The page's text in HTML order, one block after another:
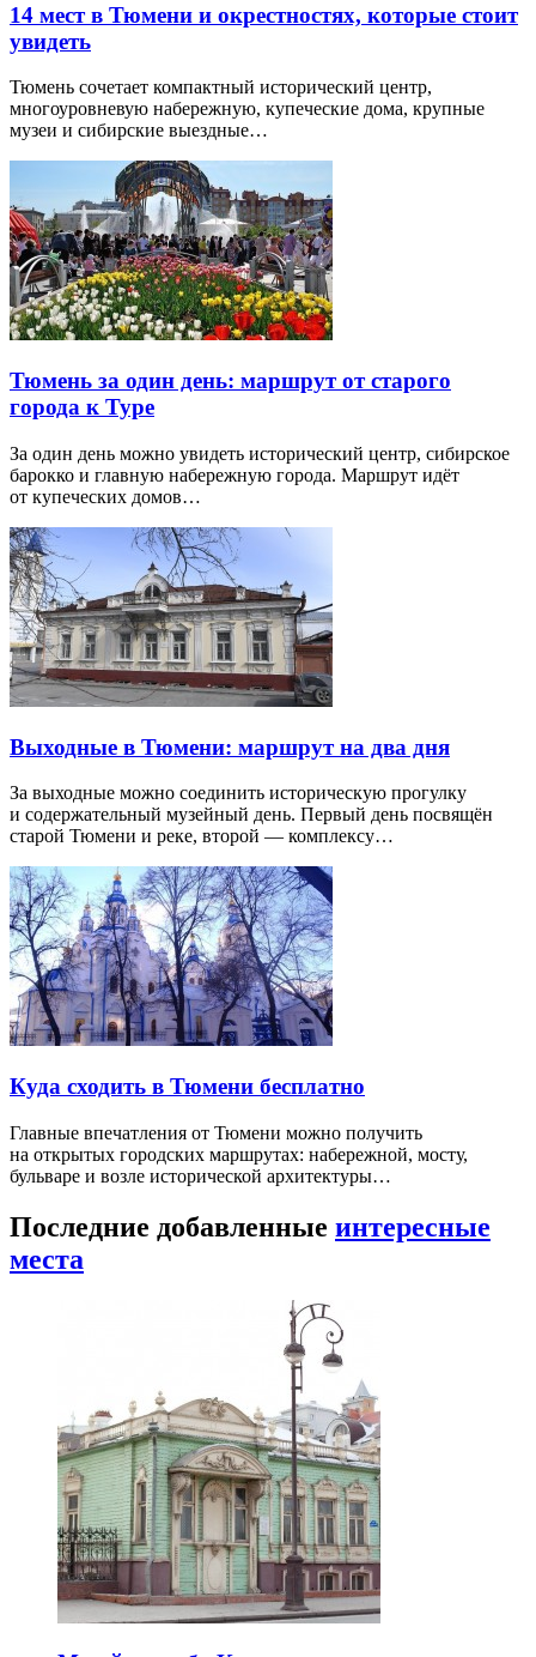
14 мест в Тюмени и окрестностях, которые стоит
увидеть
Тюмень сочетает компактный исторический центр,
многоуровневую набережную, купеческие дома, крупные
музеи и сибирские выездные…
Тюмень за один день: маршрут от старого
города к Туре
За один день можно увидеть исторический центр, сибирское
барокко и главную набережную города. Маршрут идёт
от купеческих домов…
Выходные в Тюмени: маршрут на два дня
За выходные можно соединить историческую прогулку
и содержательный музейный день. Первый день посвящён
старой Тюмени и реке, второй — комплексу…
Куда сходить в Тюмени бесплатно
Главные впечатления от Тюмени можно получить
на открытых городских маршрутах: набережной, мосту,
бульваре и возле исторической архитектуры…
Последние добавленные интересные
места